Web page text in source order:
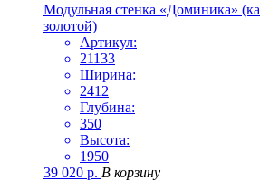
Модульная стенка «Доминика»
золотой)
Артикул:
21133
Ширина:
2412
Глубина:
350
Высота:
1950
39 020 р. В корзину